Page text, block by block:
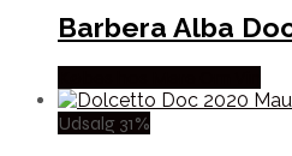
Barbera Alba
Udsalg 31%